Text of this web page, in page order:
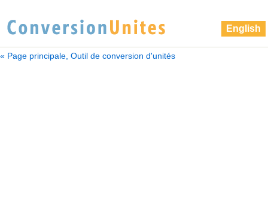
English
« Page principale, Outil de conversion d'unités